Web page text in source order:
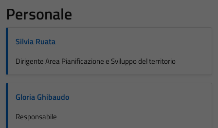
Personale
Silvia Ruata
Dirigente Area Pianificazione e Sviluppo del territorio
Gloria Ghibaudo
Responsabile